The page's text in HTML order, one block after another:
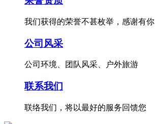
我们获得的荣誉不甚枚举，感谢有你
公司风采
公司环境、团队风采、户外旅游
联系我们
联络我们，将以最好的服务回馈您